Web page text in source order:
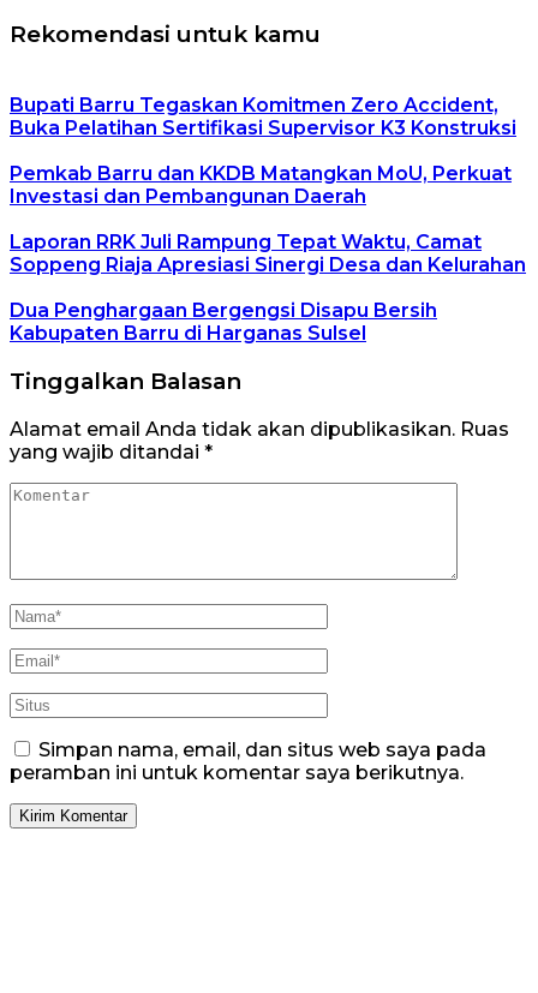
Rekomendasi untuk kamu
Bupati Barru Tegaskan Komitmen Zero Accident,
Buka Pelatihan Sertifikasi Supervisor K3 Konstruksi
Pemkab Barru dan KKDB Matangkan MoU, Perkuat
Investasi dan Pembangunan Daerah
Laporan RRK Juli Rampung Tepat Waktu, Camat
Soppeng Riaja Apresiasi Sinergi Desa dan Kelurahan
Dua Penghargaan Bergengsi Disapu Bersih
Kabupaten Barru di Harganas Sulsel
Tinggalkan Balasan
Alamat email Anda tidak akan dipublikasikan. Ruas
yang wajib ditandai *
Simpan nama, email, dan situs web saya pada
peramban ini untuk komentar saya berikutnya.